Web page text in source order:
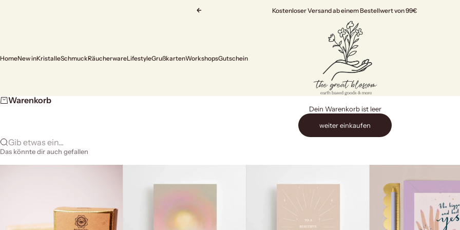
Zurück
Kostenloser Versand ab einem Bestellwert von 99€
The Great Blossom
HomeNew inKristalleSchmuckRäucherwareLifestyleGrußkartenWorkshopsGutschein
Warenkorb
Dein Warenkorb ist leer
weiter einkaufen
Gib etwas ein...
Das könnte dir auch gefallen